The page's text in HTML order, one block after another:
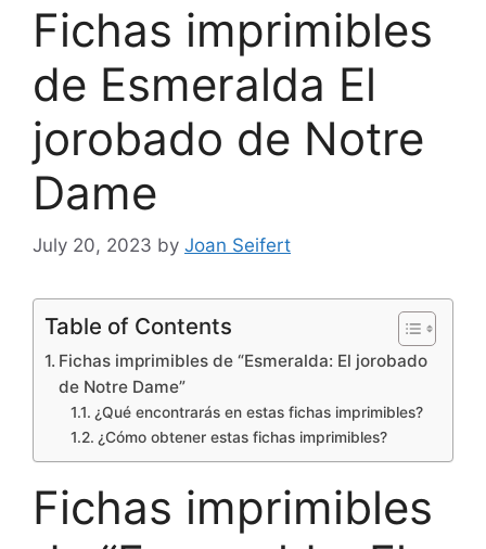
Fichas imprimibles
de Esmeralda El
jorobado de Notre
Dame
July 20, 2023 by Joan Seifert
Table of Contents
Fichas imprimibles de “Esmeralda: El jorobado
de Notre Dame”
¿Qué encontrarás en estas fichas imprimibles?
¿Cómo obtener estas fichas imprimibles?
Fichas imprimibles